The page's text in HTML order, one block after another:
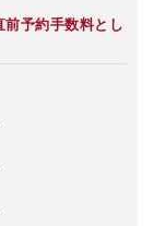
予約手数料とし